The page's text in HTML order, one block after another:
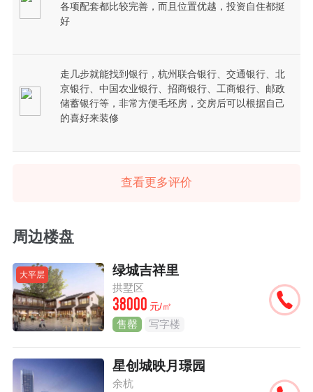
各项配套都比较完善，而且位置优越，投资自住都挺
好
走几步就能找到银行，杭州联合银行、交通银行、北
京银行、中国农业银行、招商银行、工商银行、邮政
储蓄银行等，非常方便毛坯房，交房后可以根据自己
的喜好来装修
查看更多评价
周边楼盘
大平层 绿城吉祥里
拱墅区
38000 元/㎡
售罄 写字楼
星创城映月璟园
余杭